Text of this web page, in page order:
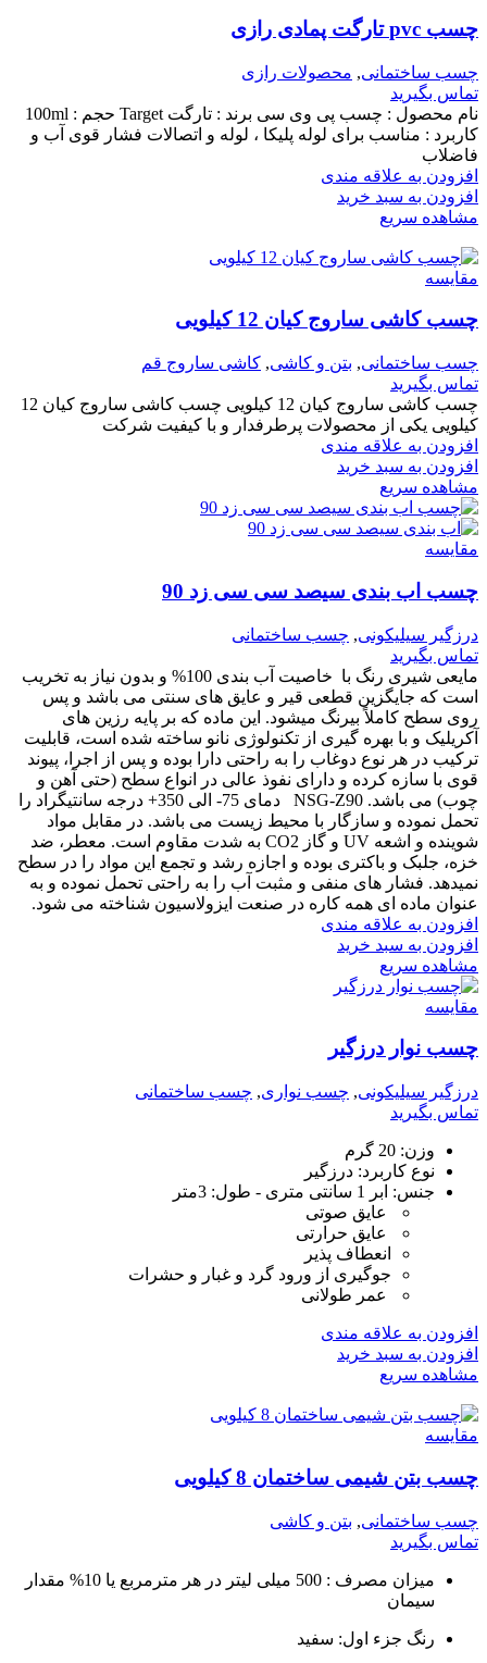
چسب pvc تارگت پمادی رازی
چسب ساختمانی, محصولات رازی
تماس بگیرید
نام محصول : چسب پی وی سی برند : تارگت Target حجم : 100ml
کاربرد : مناسب برای لوله پلیکا ، لوله و اتصالات فشار قوی آب و
فاضلاب
افزودن به علاقه مندی
افزودن به سبد خرید
مشاهده سریع
مقایسه
چسب کاشی ساروج کیان 12 کیلویی
چسب ساختمانی, بتن و کاشی, کاشی ساروج قم
تماس بگیرید
چسب کاشی ساروج کیان 12 کیلویی چسب کاشی ساروج کیان 12
کیلویی یکی از محصولات پرطرفدار و با کیفیت شرکت
افزودن به علاقه مندی
افزودن به سبد خرید
مشاهده سریع
مقایسه
چسب اب بندی سیصد سی سی زد 90
درزگیر سیلیکونی, چسب ساختمانی
تماس بگیرید
مایعی شیری رنگ با خاصیت آب بندی 100% و بدون نیاز به تخریب
است که جایگزین قطعی قیر و عایق های سنتی می باشد و پس
روی سطح کاملاً بیرنگ میشود. این ماده که بر پایه رزین های
آکریلیک و با بهره گیری از تکنولوژی نانو ساخته شده است، قابلیت
ترکیب در هر نوع دوغاب را به راحتی دارا بوده و پس از اجرا، پیوند
قوی با سازه کرده و دارای نفوذ عالی در انواع سطح (حتی آهن و
چوب) می باشد. NSG-Z90 دمای 75- الی 350+ درجه سانتیگراد را
تحمل نموده و سازگار با محیط زیست می باشد. در مقابل مواد
شوینده و اشعه UV و گاز CO2 به شدت مقاوم است. معطر، ضد
خزه، جلبک و باکتری بوده و اجازه رشد و تجمع این مواد را در سطح
نمیدهد. فشار های منفی و مثبت آب را به راحتی تحمل نموده و به
عنوان ماده ای همه کاره در صنعت ایزولاسیون شناخته می شود.
افزودن به علاقه مندی
افزودن به سبد خرید
مشاهده سریع
مقایسه
چسب نوار درزگیر
درزگیر سیلیکونی, چسب نواری, چسب ساختمانی
تماس بگیرید
وزن: 20 گرم
نوع کاربرد: درزگیر
جنس: ابر 1 سانتی متری - طول: 3متر
عایق صوتی
عایق حرارتی
انعطاف پذیر
جوگیری از ورود گرد و غبار و حشرات
عمر طولانی
افزودن به علاقه مندی
افزودن به سبد خرید
مشاهده سریع
مقایسه
چسب بتن شیمی ساختمان 8 کیلویی
چسب ساختمانی, بتن و کاشی
تماس بگیرید
میزان مصرف : 500 میلی لیتر در هر مترمربع یا 10% مقدار
سیمان
رنگ جزء اول: سفید